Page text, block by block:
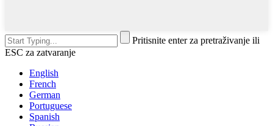
Pritisnite enter za pretraživanje ili
ESC za zatvaranje
English
French
German
Portuguese
Spanish